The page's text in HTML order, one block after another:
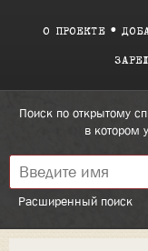
О ПРОЕКТЕ
Поиск по открытому
в котором
Расширенный поиск